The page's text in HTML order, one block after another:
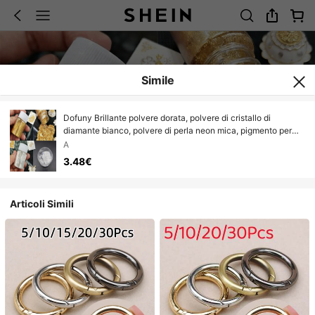
Simile
Dofuny Brillante polvere dorata, polvere di cristallo di
diamante bianco, polvere di perla neon mica, pigmento per
arte di unghie, resina epossidica, sapone, gioielleria, forniture
per coloranti artigianali
A
3.48€
Articoli Simili